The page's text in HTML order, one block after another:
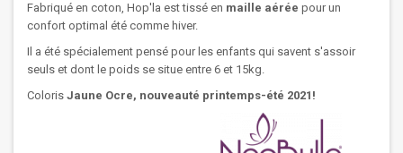
Fabriqué en coton, Hop'la est tissé en maille aérée pour un
confort optimal été comme hiver.
Il a été spécialement pensé pour les enfants qui savent s'assoir
seuls et dont le poids se situe entre 6 et 15kg.
Coloris Jaune Ocre, nouveauté printemps-été 2021!